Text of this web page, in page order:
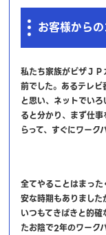
お客様から
私たち家族がビザＪ
前でした。あるテレ
と思い、ネットでい
ると分かり、まず仕
らって、すぐにワーク
全てやることはまっ
安な時期もありまし
いつもてきぱきと的
たお陰で2年のワーク